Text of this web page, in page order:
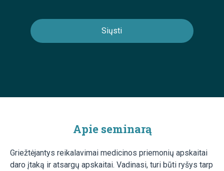
Apie seminarą
Griežtėjantys reikalavimai medicinos priemonių apskaitai
daro įtaką ir atsargų apskaitai. Vadinasi, turi būti ryšys tarp